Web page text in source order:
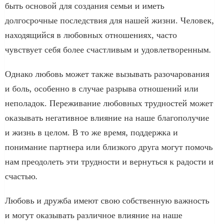
быть основой для создания семьи и иметь
долгосрочные последствия для нашей жизни. Человек,
находящийся в любовных отношениях, часто
чувствует себя более счастливым и удовлетворенным.
Однако любовь может также вызывать разочарования
и боль, особенно в случае разрыва отношений или
неполадок. Переживание любовных трудностей может
оказывать негативное влияние на наше благополучие
и жизнь в целом. В то же время, поддержка и
понимание партнера или близкого друга могут помочь
нам преодолеть эти трудности и вернуться к радости и
счастью.
Любовь и дружба имеют свою собственную важность
и могут оказывать различное влияние на наше